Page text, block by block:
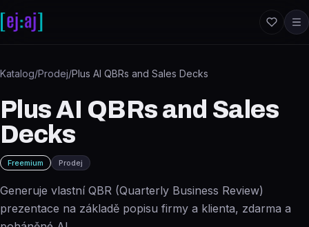
Katalog/Prodej/Plus AI QBRs and Sales Decks
Plus AI QBRs and Sales
Decks
Freemium Prodej
Generuje vlastní QBR (Quarterly Business Review)
prezentace na základě popisu firmy a klienta, zdarma a